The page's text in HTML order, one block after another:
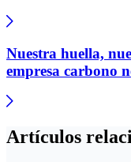
Nuestra huella,
empresa carbono
Artículos